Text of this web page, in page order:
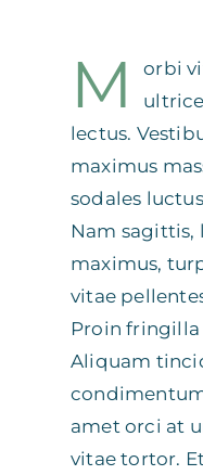
M
orbi
lectus.
maximus
sodales
Nam sagittis,
maximus,
vitae
Proin
Aliquam
amet orci at
vitae tortor.